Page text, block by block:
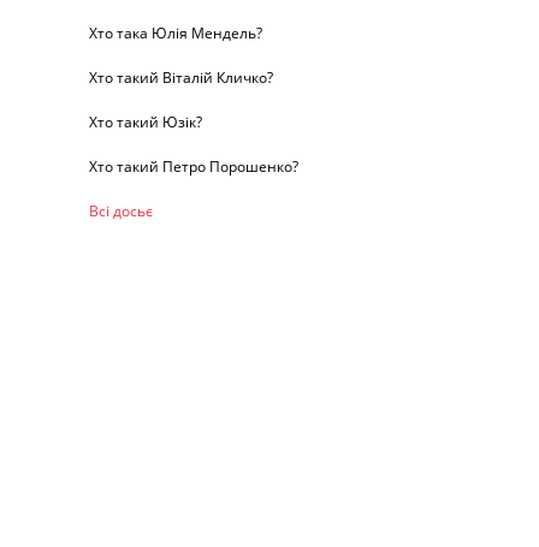
Хто така Юлія Мендель?
Хто такий Віталій Кличко?
Хто такий Юзік?
Хто такий Петро Порошенко?
Всі досьє